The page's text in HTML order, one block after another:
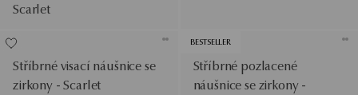
Scarlet
Stříbrné visací náušnice se
zirkony - Scarlet
BESTSELLER
Stříbrné pozlacené
náušnice se zirkony -